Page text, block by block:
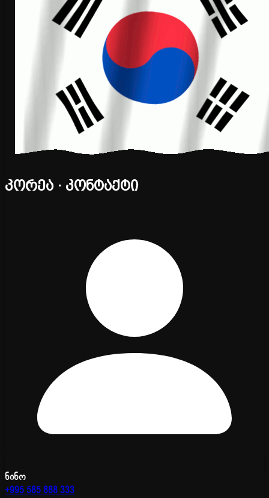
კორეა · კონტაქტი
ნინო
+995 585 888 333